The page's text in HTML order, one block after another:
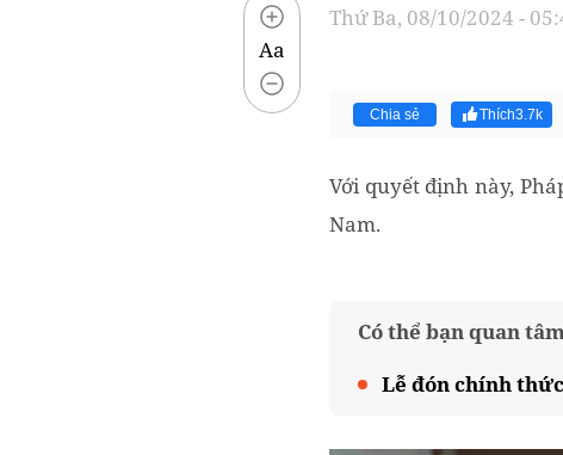
Aa
Thứ Ba, 08/10/2024 -
Chia sẻ Thích3.7k
Với quyết định này,
Nam.
Có thể bạn quan
Lễ đón chính